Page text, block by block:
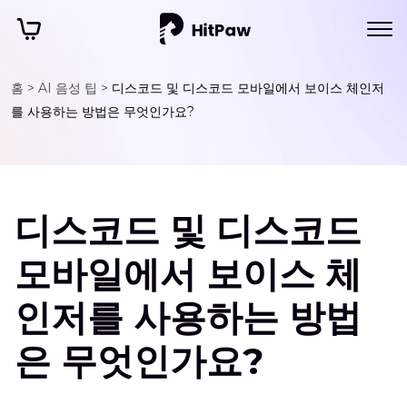
홈 > AI 음성 팁 > 디스코드 및 디스코드 모바일에서 보이스 체인저
를 사용하는 방법은 무엇인가요?
디스코드 및 디스코드
모바일에서 보이스 체
인저를 사용하는 방법
은 무엇인가요?